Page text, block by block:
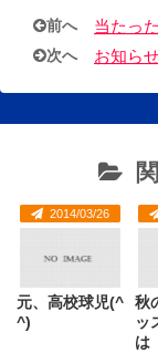
前へ 当たっ
次へ お知ら
関
2014/03/26
元、高校球児(^
^)
秋
ッ
は